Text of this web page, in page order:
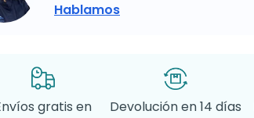
Hablamos
gratis en
Devolución en 14 días